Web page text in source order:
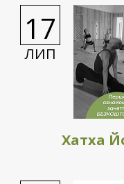
ЛИП
17
Хатха